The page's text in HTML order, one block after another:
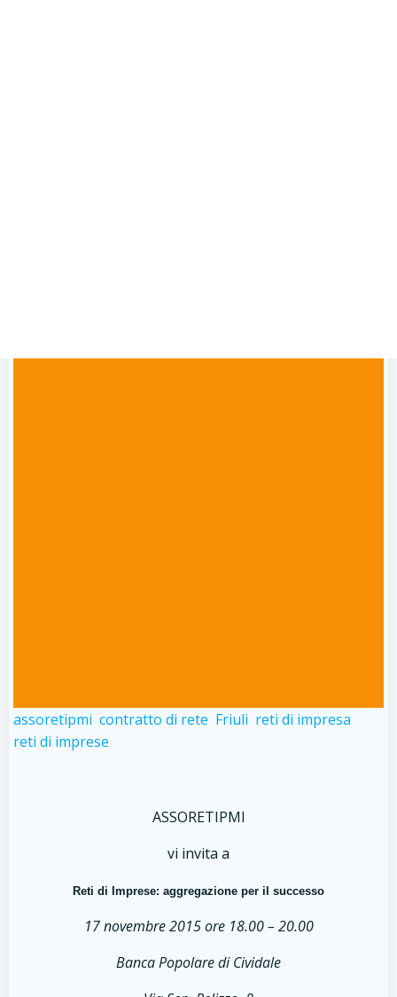
assoretipmi contratto di rete Friuli reti di impresa
reti di imprese
ASSORETIPMI
vi invita a
Reti di Imprese: aggregazione per il successo
17 novembre 2015 ore 18.00 – 20.00
Banca Popolare di Cividale